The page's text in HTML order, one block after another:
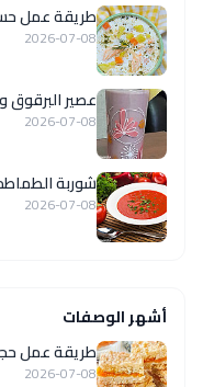
طريقة عمل
2026-07-08
عصير البرقوق
2026-07-08
شوربة
2026-07-08
أشهر الوصفات
طريقة عمل
2026-07-08